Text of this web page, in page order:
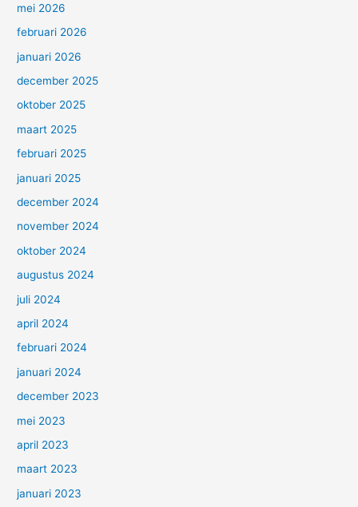
mei 2026
februari 2026
januari 2026
december 2025
oktober 2025
maart 2025
februari 2025
januari 2025
december 2024
november 2024
oktober 2024
augustus 2024
juli 2024
april 2024
februari 2024
januari 2024
december 2023
mei 2023
april 2023
maart 2023
januari 2023